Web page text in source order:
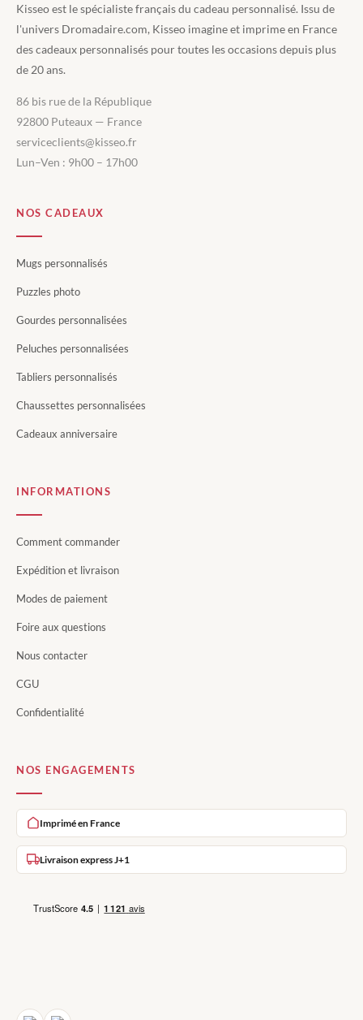
Kisseo est le spécialiste français du cadeau personnalisé. Issu de
l'univers Dromadaire.com, Kisseo imagine et imprime en France
des cadeaux personnalisés pour toutes les occasions depuis plus
de 20 ans.
86 bis rue de la République
92800 Puteaux — France
serviceclients@kisseo.fr
Lun–Ven : 9h00 – 17h00
NOS CADEAUX
Mugs personnalisés
Puzzles photo
Gourdes personnalisées
Peluches personnalisées
Tabliers personnalisés
Chaussettes personnalisées
Cadeaux anniversaire
INFORMATIONS
Comment commander
Expédition et livraison
Modes de paiement
Foire aux questions
Nous contacter
CGU
Confidentialité
NOS ENGAGEMENTS
Imprimé en France
Livraison express J+1